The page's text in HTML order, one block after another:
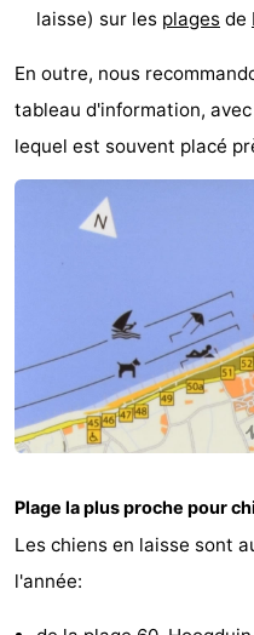
Het
Zwin
Contact
laisse) sur les plages de
En outre, nous
tableau d'information,
lequel est souvent placé
Plage la plus proche pour
Les chiens en laisse sont
l'année: